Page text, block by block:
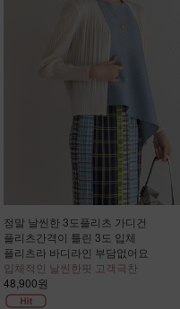
정말 날씬한 3도플리츠 가디건
플리츠간격이 틀린 3도 입체
플리츠라 바디라인 부담없어요
입체적인 날씬한핏 고객극찬
48,900원